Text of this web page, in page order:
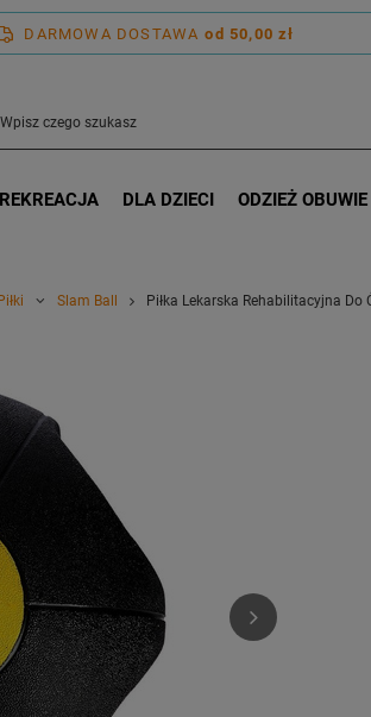
DARMOWA DOSTAWA od 50,00 zł
DLA DZIECI ODZIEŻ
Piłki Slam Ball Piłka Lekarska Rehabilitacyjna